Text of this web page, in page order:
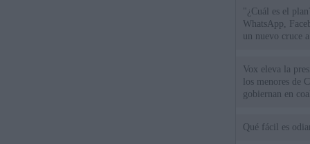
"¿Cuál es el
WhatsApp,
un nuevo cruce
Vox eleva la
los menores de
gobiernan en
Qué fácil es